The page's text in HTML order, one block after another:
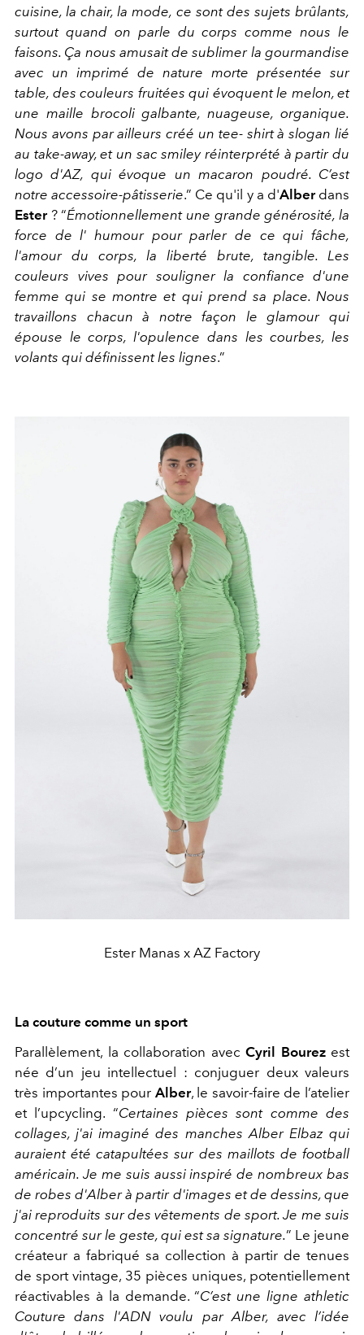
cuisine, la chair, la mode, ce sont des sujets brûlants,
surtout quand on parle du corps comme nous le
faisons. Ça nous amusait de sublimer la gourmandise
avec un imprimé de nature morte présentée sur
table, des couleurs fruitées qui évoquent le melon, et
une maille brocoli galbante, nuageuse, organique.
Nous avons par ailleurs créé un tee- shirt à slogan lié
au take-away, et un sac smiley réinterprété à partir du
logo d'AZ, qui évoque un macaron poudré. C’est
notre accessoire-pâtisserie.” Ce qu'il y a d'Alberdans
Ester?“Émotionnellement une grande générosité, la
force de l' humour pour parler de ce qui fâche,
l'amour du corps, la liberté brute, tangible. Les
couleurs vives pour souligner la confiance d'une
femme qui se montre et qui prend sa place. Nous
travaillons chacun à notre façon le glamour qui
épouse le corps, l'opulence dans les courbes, les
volants qui définissent les lignes.”
Ester Manas x AZ Factory
La couture comme un sport
Parallèlement, la collaboration avec Cyril Bourezest
née d’un jeu intellectuel : conjuguer deux valeurs
très importantes pour Alber, le savoir-faire de l’atelier
et l’upcycling. “Certaines pièces sont comme des
collages, j'ai imaginé des manches Alber Elbaz qui
auraient été catapultées sur des maillots de football
américain. Je me suis aussi inspiré de nombreux bas
de robes d'Alber à partir d'images et de dessins, que
j'ai reproduits sur des vêtements de sport. Je me suis
concentré sur le geste, qui est sa signature.” Le jeune
créateur a fabriqué sa collection à partir de tenues
de sport vintage, 35 pièces uniques, potentiellement
réactivables à la demande.“C’est une ligne athletic
Couture dans l'ADN voulu par Alber, avec l’idée